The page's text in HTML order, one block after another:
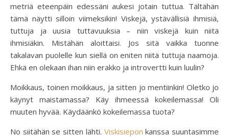
metriä eteenpäin edessäni aukesi jotain tuttua. Tältähän
tämä näytti silloin viimeksikin! Viskejä, ystävällisiä ihmisiä,
tuttuja ja uusia tuttavuuksia – niin viskejä kuin niitä
ihmisiäkin. Mistähän aloittaisi. Jos sitä vaikka tuonne
takalavan puolelle kun siellä on eniten niitä tuttuja naamoja.
Ehkä en olekaan ihan niin erakko ja introvertti kuin luulin?
Moikkaus, toinen moikkaus, ja sitten jo mentiinkin! Oletko jo
käynyt maistamassa? Käy ihmeessä kokeilemassa! Oli
muuten hyvää. Käydäänkö kokeilemassa tuota?
No siitähän se sitten lähti. Viskisiepon kanssa suuntasimme